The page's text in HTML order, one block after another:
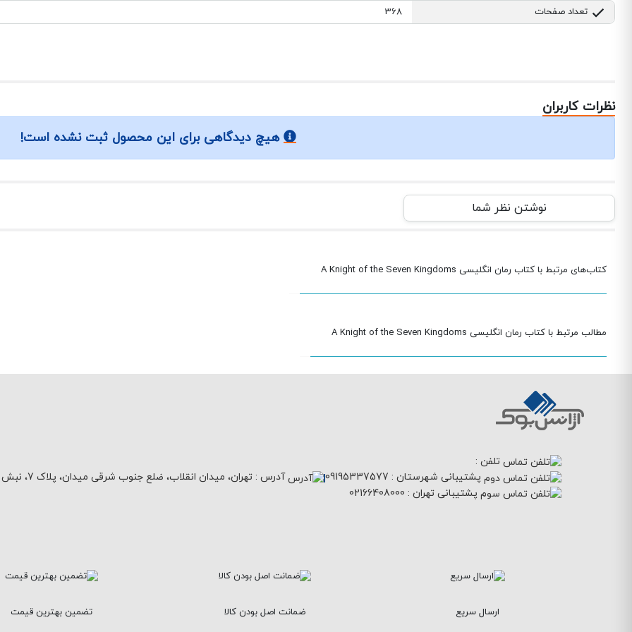
تعداد صفحات 368
نظرات کاربران
هیچ دیدگاهی برای این محصول ثبت نشده است!
نوشتن نظر شما
کتاب‌های مرتبط با کتاب رمان انگلیسی A Knight of the Seven Kingdoms
مطالب مرتبط با کتاب رمان انگلیسی A Knight of the Seven Kingdoms
تلفن :
پشتیبانی شهرستان : 09195337577
پشتیبانی تهران : 02166408000
آدرس : تهران، میدان انقلاب، ضلع جنوب شرقی میدان، پلاک 7، نبش کوچه آبرو
ارسال سریع ضمانت اصل بودن کالا تضمین بهترین قیمت